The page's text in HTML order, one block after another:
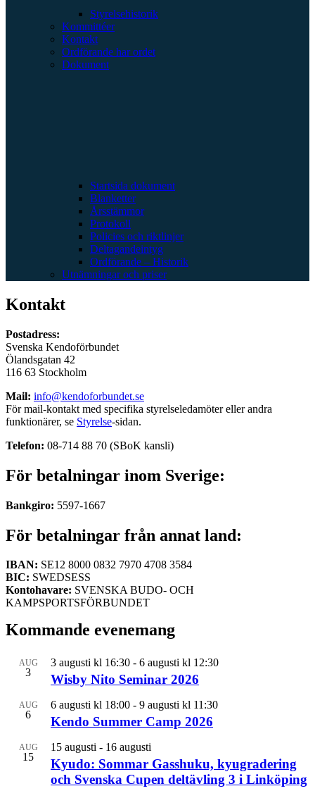
Styrelsehistorik
Kommittéer
Kontakt
Ordförande har ordet
Dokument
Startsida dokument
Blanketter
Årsstämmor
Protokoll
Policies och riktlinjer
Deltagandeintyg
Ordförande – Historik
Utnämningar och priser
Kontakt
Postadress:
Svenska Kendoförbundet
Ölandsgatan 42
116 63 Stockholm
Mail: info@kendoforbundet.se
För mail-kontakt med specifika styrelseledamöter eller andra
funktionärer, se Styrelse-sidan.
Telefon: 08-714 88 70 (SBoK kansli)
För betalningar inom Sverige:
Bankgiro: 5597-1667
För betalningar från annat land:
IBAN: SE12 8000 0832 7970 4708 3584
BIC: SWEDSESS
Kontohavare: SVENSKA BUDO- OCH
KAMPSPORTSFÖRBUNDET
Kommande evenemang
AUG
3
3 augusti kl 16:30 - 6 augusti kl 12:30
Wisby Nito Seminar 2026
AUG
6
6 augusti kl 18:00 - 9 augusti kl 11:30
Kendo Summer Camp 2026
AUG
15
15 augusti - 16 augusti
Kyudo: Sommar Gasshuku, kyugradering
och Svenska Cupen deltävling 3 i Linköping